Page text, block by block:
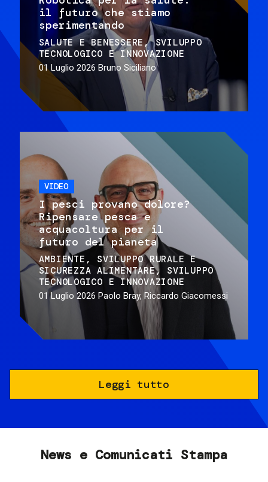
il futuro che stiamo
sperimentando
SALUTE E BENESSERE
SVILUPPO
TECNOLOGICO E INNOVAZIONE
01 Luglio 2026 Bruno Siciliano
VIDEO
I pesci provano dolore?
Ripensare pesca e
acquacoltura per il
futuro del pianeta
AMBIENTE
SVILUPPO RURALE E
SICUREZZA ALIMENTARE
SVILUPPO
TECNOLOGICO E INNOVAZIONE
01 Luglio 2026 Paolo Bray, Riccardo Giacomessi
Leggi tutto
News e Comunicati Stampa